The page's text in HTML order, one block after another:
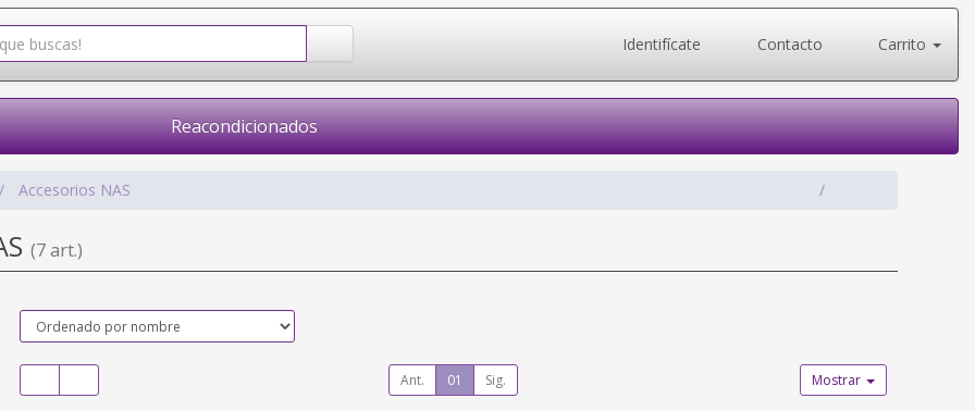
Identifícate Contacto Carrito
Reacondicionados
Accesorios NAS
(7 art.)
Ant. 01 Sig. Mostrar